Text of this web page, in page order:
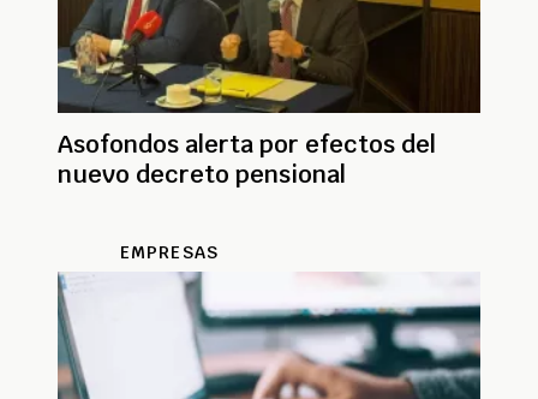
Asofondos alerta por efectos del
nuevo decreto pensional
EMPRESAS